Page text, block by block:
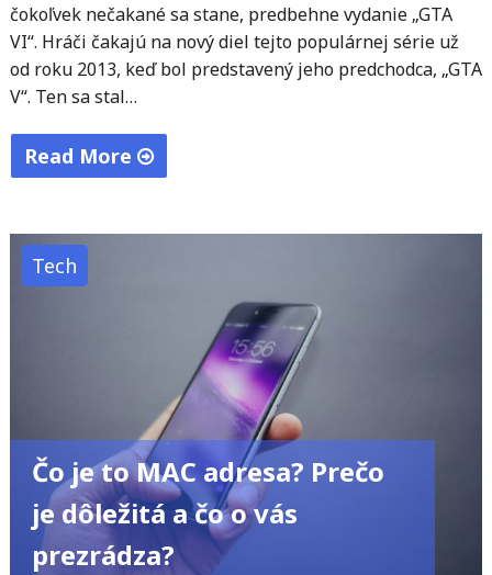
čokoľvek nečakané sa stane, predbehne vydanie „GTA
VI“. Hráči čakajú na nový diel tejto populárnej série už
od roku 2013, keď bol predstavený jeho predchodca, „GTA
V“. Ten sa stal…
Read More
vyjde
podľa
tešiť
tento
rok"
Tech
Čo je to MAC adresa? Prečo
je dôležitá a čo o vás
prezrádza?